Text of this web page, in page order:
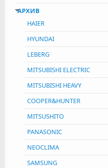
АРХИВ
HAIER
HYUNDAI
LEBERG
MITSUBISHI ELECTRIC
MITSUBISHI HEAVY
COOPER&HUNTER
MITSUSHITO
PANASONIC
NEOCLIMA
SAMSUNG